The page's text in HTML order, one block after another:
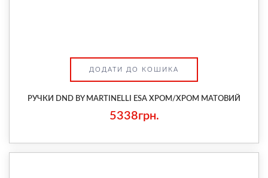
ДОДАТИ ДО КОШИКА
РУЧКИ DND BY MARTINELLI ESA ХРОМ/ХРОМ МАТОВИЙ
5338грн.